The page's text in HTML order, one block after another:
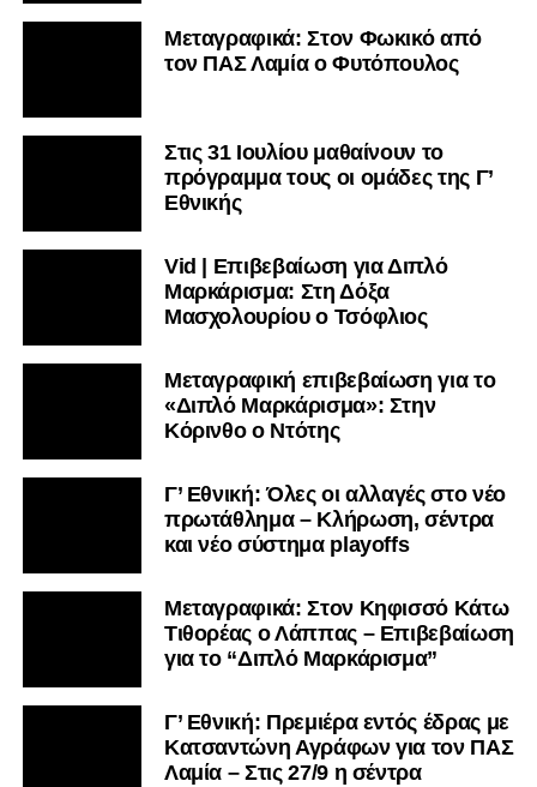
Μεταγραφικά: Στον Φωκικό από
τον ΠΑΣ Λαμία ο Φυτόπουλος
Στις 31 Ιουλίου μαθαίνουν το
πρόγραμμα τους οι ομάδες της Γ’
Εθνικής
Vid | Επιβεβαίωση για Διπλό
Μαρκάρισμα: Στη Δόξα
Μασχολουρίου ο Τσόφλιος
Μεταγραφική επιβεβαίωση για το
«Διπλό Μαρκάρισμα»: Στην
Κόρινθο ο Ντότης
Γ’ Εθνική: Όλες οι αλλαγές στο νέο
πρωτάθλημα – Κλήρωση, σέντρα
και νέο σύστημα playoffs
Μεταγραφικά: Στον Κηφισσό Κάτω
Τιθορέας ο Λάππας – Επιβεβαίωση
για το “Διπλό Μαρκάρισμα”
Γ’ Εθνική: Πρεμιέρα εντός έδρας με
Κατσαντώνη Αγράφων για τον ΠΑΣ
Λαμία – Στις 27/9 η σέντρα